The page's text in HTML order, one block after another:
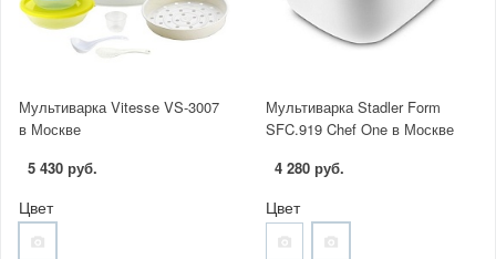
Мультиварка Vitesse VS-3007
в Москве
5 430 руб.
Цвет
Мультиварка Stadler Form
SFC.919 Chef One в Москве
4 280 руб.
Цвет